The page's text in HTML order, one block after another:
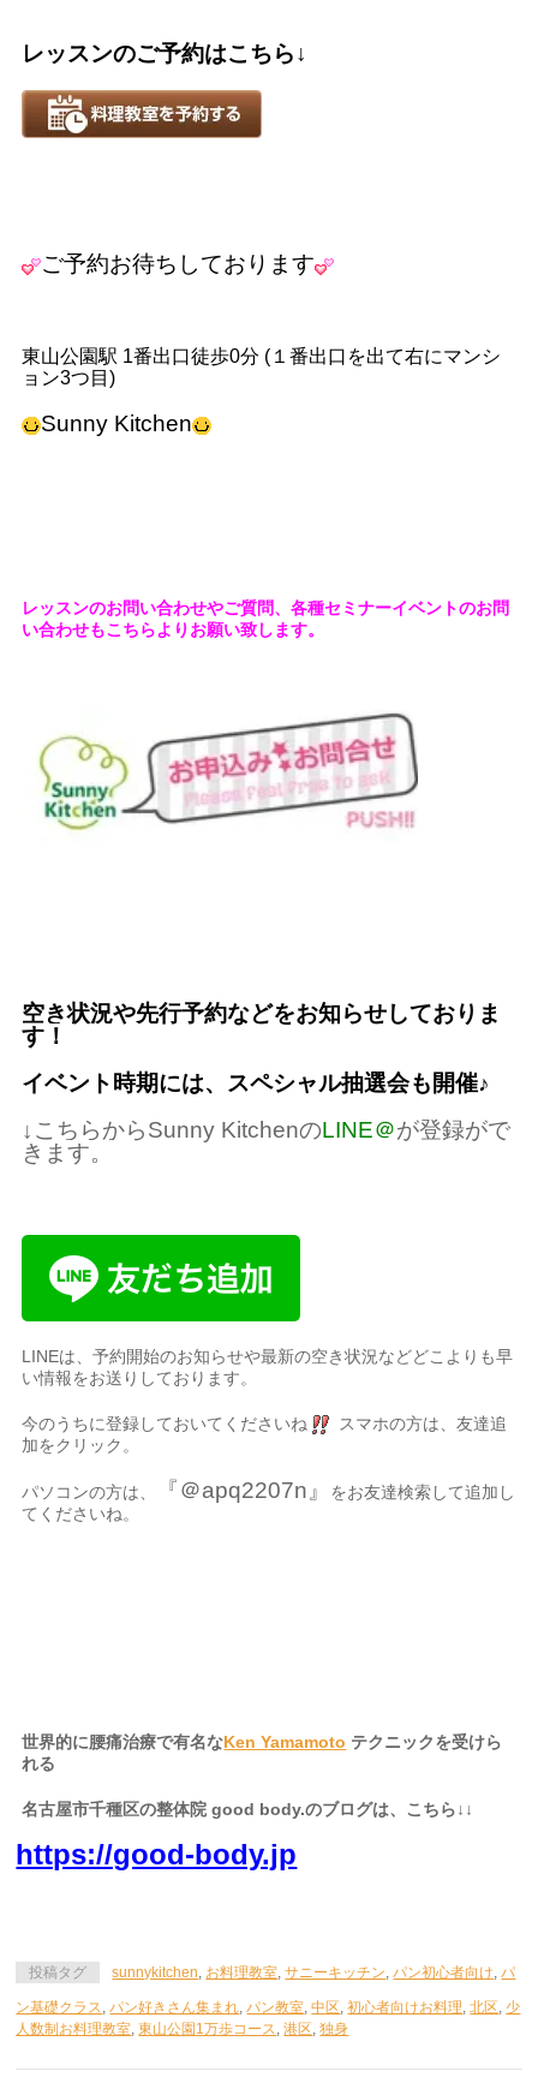
レッスンのご予約はこちら↓
ご予約お待ちしております
東山公園駅 1番出口徒歩0分 (１番出口を出て右にマンシ
ョン3つ目)
Sunny Kitchen
レッスンのお問い合わせやご質問、各種セミナーイベントのお問
い合わせもこちらよりお願い致します。
空き状況や先行予約などをお知らせしておりま
す！
イベント時期には、スペシャル抽選会も開催♪
↓こちらからSunny KitchenのLINE＠が登録がで
きます。
LINEは、予約開始のお知らせや最新の空き状況などどこよりも早
い情報をお送りしております。
今のうちに登録しておいてくださいね
スマホの方は、友達追
加をクリック。
パソコンの方は、 『＠apq2207n』
をお友達検索して追加し
てくださいね。
世界的に腰痛治療で有名なKen Yamamoto テクニックを受けら
れる
名古屋市千種区の整体院 good body.のブログは、こちら↓↓
https://good-body.jp
投稿タグ sunnykitchen, お料理教室,サニーキッチン,パン初心者向け,パ
ン基礎クラス,パン好きさん集まれ,パン教室,中区,初心者向けお料理,北区, 少
人数制お料理教室,東山公園1万歩コース,港区,独身